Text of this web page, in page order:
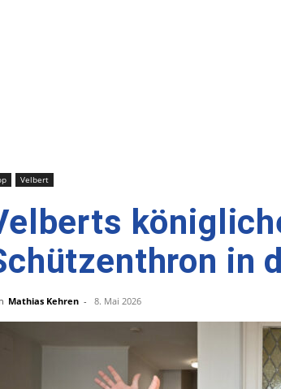
Velbert
in
Mathias Kehren - 8. Mai 2026